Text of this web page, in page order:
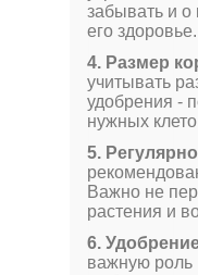
забывать и о
его здоровье.
4. Размер
учитывать
удобрения -
нужных
5.
Важно не
растения и
6.
важную роль